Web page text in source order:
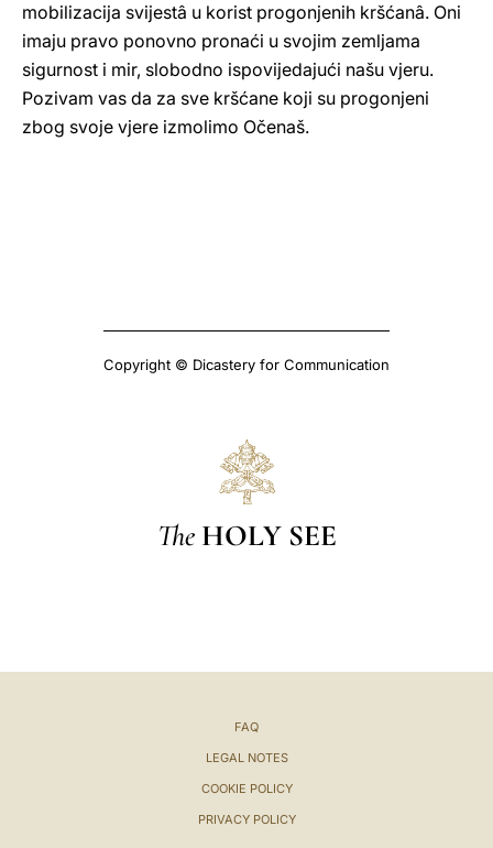
mobilizacija svijestâ u korist progonjenih kršćanâ. Oni
imaju pravo ponovno pronaći u svojim zemljama
sigurnost i mir, slobodno ispovijedajući našu vjeru.
Pozivam vas da za sve kršćane koji su progonjeni
zbog svoje vjere izmolimo Očenaš.
Copyright © Dicastery for Communication
The HOLY SEE
FAQ
LEGAL NOTES
COOKIE POLICY
PRIVACY POLICY